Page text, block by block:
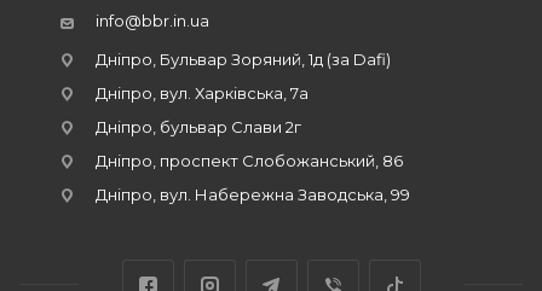
info@bbr.in.ua
Дніпро, Бульвар Зоряний, 1д (за Dafi)
Дніпро, вул. Харківська, 7а
Дніпро, бульвар Слави 2г
Дніпро, проспект Слобожанський, 86
Дніпро, вул. Набережна Заводська, 99